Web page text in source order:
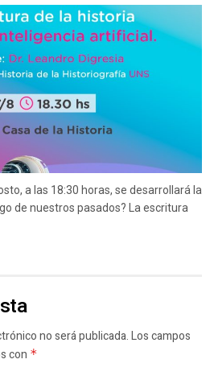
a las 18:30 horas, se desarrollará la
de nuestros pasados? La escritura
no será publicada.Los campos
con *